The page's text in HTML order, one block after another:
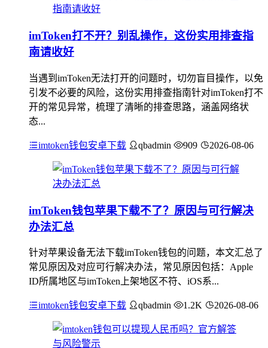
imToken打不开？别乱操作，这份实用排查指
南请收好
当遇到imToken无法打开的问题时，切勿盲目操作，以免
引发不必要的风险，这份实用排查指南针对imToken打不
开的常见异常，梳理了清晰的排查思路，涵盖网络状
态...
imtoken钱包安卓下载 qbadmin 909 2026-08-06
imToken钱包苹果下载不了？原因与可行解决
办法汇总
针对苹果设备无法下载imToken钱包的问题，本文汇总了
常见原因及对应可行解决办法，常见原因包括：Apple
ID所属地区与imToken上架地区不符、iOS系...
imtoken钱包安卓下载 qbadmin 1.2K 2026-08-06